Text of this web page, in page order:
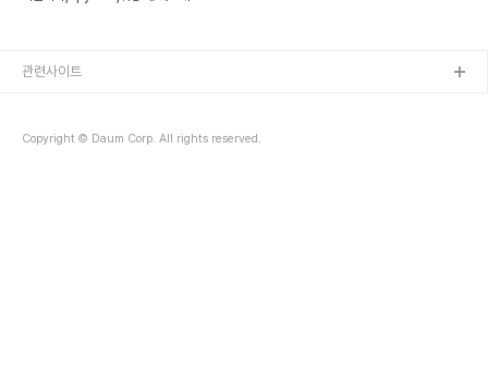
Copyright © Daum Corp. All rights reserved.
관련사이트